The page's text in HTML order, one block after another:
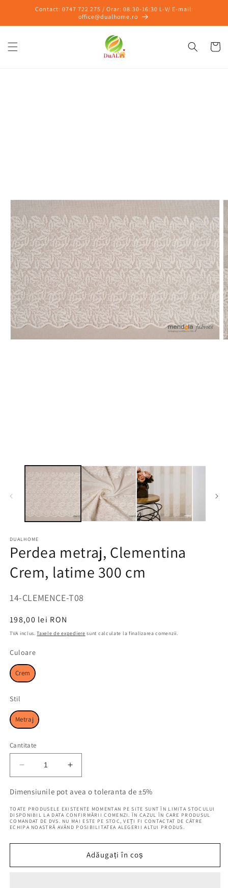
Salt laContact: 0747 722 275 / Orar: 08:30-16:30 L-V/ E-mail:
office@dualhome.ro
Coș
DUALHOME
Perdea metraj, Clementina
Crem, latime 300 cm
SKU:
14-CLEMENCE-T08
Preț
obișnuit
198,00 lei RON
TVA inclus.Taxele de expediere sunt calculate la finalizarea comenzii.
CuloareCuloare
Crem
Stil
Metraj
Cantitate
Reduceți
cantitatea
pentru
metraj,
Clementina
latime
cm
Creșteți
cantitatea
pentru
metraj,
Clementina
latime
cm
Dimensiunile pot avea o toleranta de ±5%
TOATE PRODUSELE EXISTENTE MOMENTAN PE SITE SUNT ÎN LIMITA STOCULUI
DISPONIBIL LA DATA CONFIRMĂRII COMENZI. ÎN CAZUL ÎN CARE PRODUSUL
COMANDAT DE DVS. NU MAI ESTE PE STOC, VEȚI FI CONTACTAT DE CĂTRE
ECHIPA NOASTRĂ AVÂND POSIBILITATEA ALEGERII ALTUI PRODUS.
Adăugați în coș